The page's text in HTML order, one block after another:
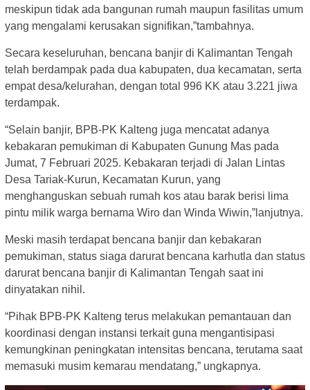
meskipun tidak ada bangunan rumah maupun fasilitas umum
yang mengalami kerusakan signifikan,”tambahnya.
Secara keseluruhan, bencana banjir di Kalimantan Tengah
telah berdampak pada dua kabupaten, dua kecamatan, serta
empat desa/kelurahan, dengan total 996 KK atau 3.221 jiwa
terdampak.
“Selain banjir, BPB-PK Kalteng juga mencatat adanya
kebakaran pemukiman di Kabupaten Gunung Mas pada
Jumat, 7 Februari 2025. Kebakaran terjadi di Jalan Lintas
Desa Tariak-Kurun, Kecamatan Kurun, yang
menghanguskan sebuah rumah kos atau barak berisi lima
pintu milik warga bernama Wiro dan Winda Wiwin,”lanjutnya.
Meski masih terdapat bencana banjir dan kebakaran
pemukiman, status siaga darurat bencana karhutla dan status
darurat bencana banjir di Kalimantan Tengah saat ini
dinyatakan nihil.
“Pihak BPB-PK Kalteng terus melakukan pemantauan dan
koordinasi dengan instansi terkait guna mengantisipasi
kemungkinan peningkatan intensitas bencana, terutama saat
memasuki musim kemarau mendatang,” ungkapnya.